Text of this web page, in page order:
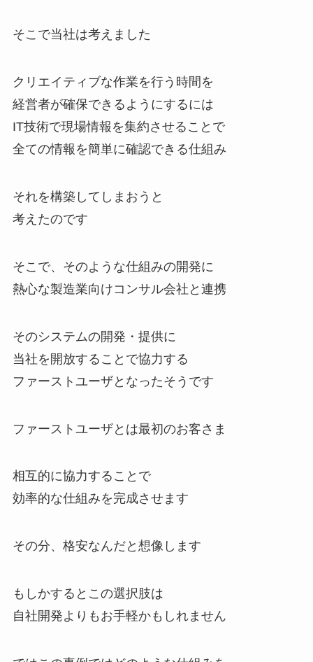
そこで当社は考えました
クリエイティブな作業を行う時間を
経営者が確保できるようにするには
IT技術で現場情報を集約させることで
全ての情報を簡単に確認できる仕組み
それを構築してしまおうと
考えたのです
そこで、そのような仕組みの開発に
熱心な製造業向けコンサル会社と連携
そのシステムの開発・提供に
当社を開放することで協力する
ファーストユーザとなったそうです
ファーストユーザとは最初のお客さま
相互的に協力することで
効率的な仕組みを完成させます
その分、格安なんだと想像します
もしかするとこの選択肢は
自社開発よりもお手軽かもしれません